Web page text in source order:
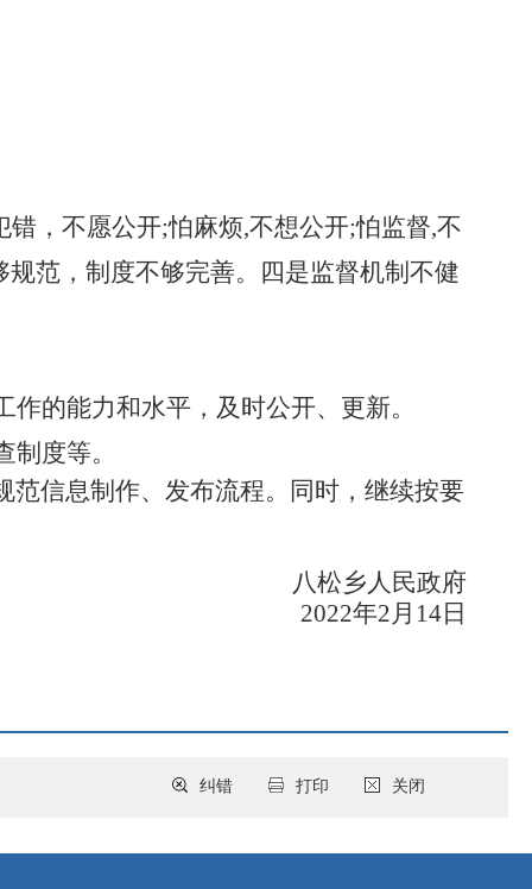
错，不愿公开;怕麻烦,不想公开;怕监督,不
范，制度不够完善。四是监督机制不健
的能力和水平，及时公开、更新。
度等。
范信息制作、发布流程。同时，继续按要
八松乡人民政府
2022年2月14日
关闭
打印
纠错